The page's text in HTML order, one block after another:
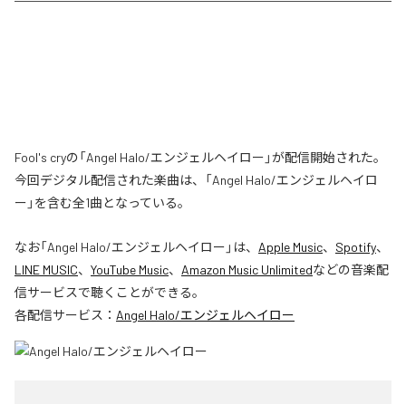
Fool's cryの「Angel Halo/エンジェルヘイロー」が配信開始された。
今回デジタル配信された楽曲は、「Angel Halo/エンジェルヘイロ
ー」を含む全1曲となっている。
なお「Angel Halo/エンジェルヘイロー 」は、 Apple Music、 Spotify、
LINE MUSIC、 YouTube Music、 Amazon Music Unlimitedなどの音楽配
信サービスで聴くことができる。
各配信サービス： Angel Halo/エンジェルヘイロー